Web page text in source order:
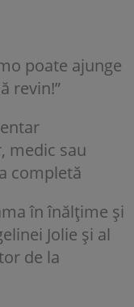
poate ajunge
revin!”
medic sau
completă
în înălțime și
Jolie și al
de la